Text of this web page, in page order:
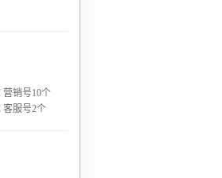
营销号10个
客服号2个